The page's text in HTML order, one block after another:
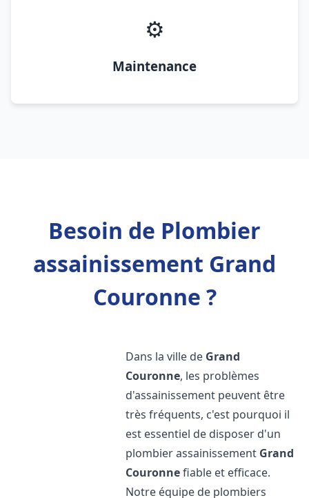
⚙️
Maintenance
Besoin de Plombier
assainissement Grand
Couronne ?
Dans la ville de Grand
Couronne, les problèmes
d'assainissement peuvent être
très fréquents, c'est pourquoi il
est essentiel de disposer d'un
plombier assainissement Grand
Couronnefiable et efficace.
Notre équipe de plombiers